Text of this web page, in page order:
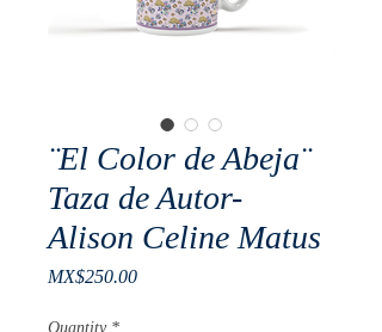
¨El Color de Abeja¨
Taza de Autor-
Alison Celine Matus
MX$250.00Price
Quantity *